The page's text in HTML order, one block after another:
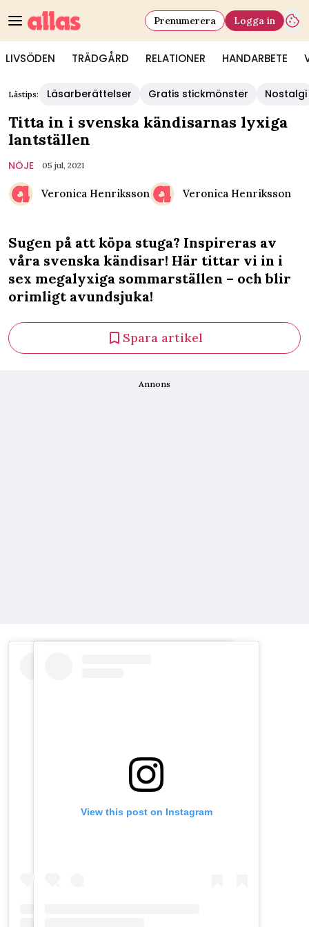
LIVSÖDEN TRÄDGÅRD RELATIONER HANDARBETE
Prenumerera Logga in
Lästips: Läsarberättelser Gratis stickmönster Nostalgi
Titta in i svenska kändisarnas lyxiga
lantställen
NÖJE 05 jul, 2021
Veronica Henriksson Veronica Henriksson
Sugen på att köpa stuga? Inspireras av
våra svenska kändisar! Här tittar vi in i
sex megalyxiga sommarställen – och blir
orimligt avundsjuka!
Spara artikel
Annons
View this post on Instagram
View this post on Instagram